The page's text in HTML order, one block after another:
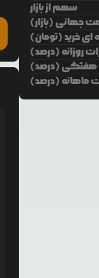
سهم از بازار
جهانی (بازار)
خرید (تومان)
روزانه (درصد)
هفتگی (درصد)
ماهانه (درصد)